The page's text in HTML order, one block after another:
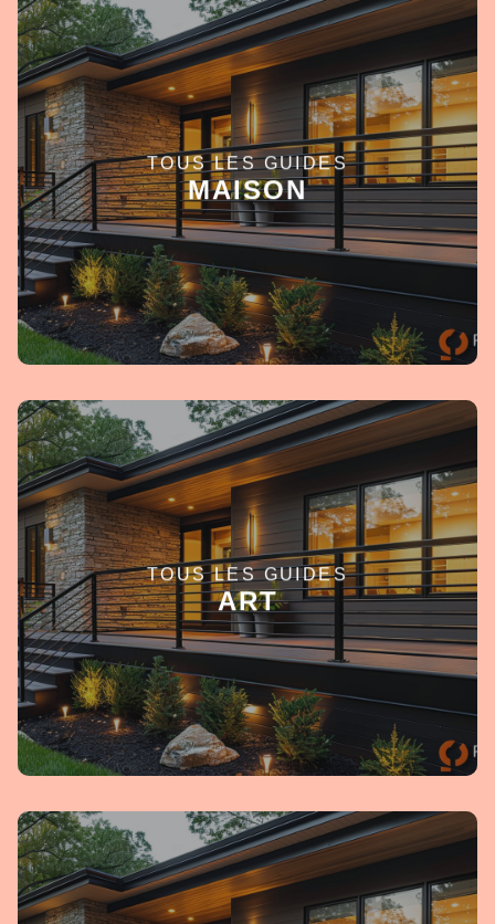
TOUS LES GUIDES
MAISON
EN SAVOIR +
TOUS LES GUIDES
ART
EN SAVOIR +